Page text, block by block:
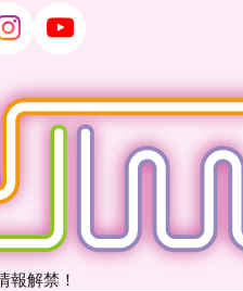
報解禁！